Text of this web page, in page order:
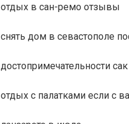
отдых в сан-ремо отзывы
снять дом в севастополе
достопримечательности сак
отдых с палатками если с